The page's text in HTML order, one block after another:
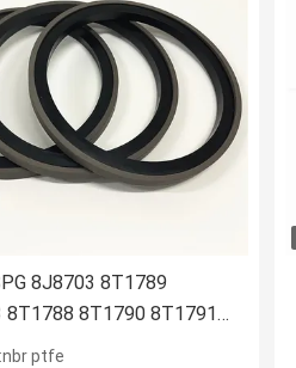
8J8703 8T1789
8T1788 8T1790 8T1791
8T1794 5J4993 5J7013
ptfe